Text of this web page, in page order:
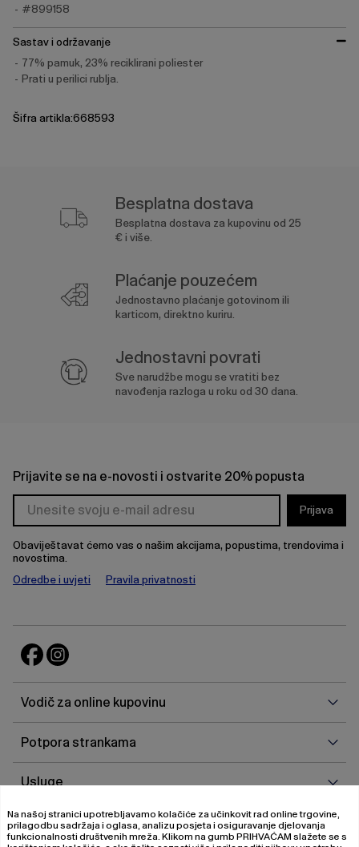
#899158
Sastav i održavanje
77% pamuk, 23% reciklirani poliester
Prati u perilici rublja.
Šifra artikla:668593
Besplatna dostava
Besplatna dostava za kupovinu od 25
€ i više.
Plaćanje pouzećem
Jednostavno plaćanje gotovinom ili
karticom, direktno kuriru.
Jednostavni povrati
Sve narudžbe mogu se vratiti bez
navođenja razloga u roku od 30 dana.
Prijavite se na e-novosti i ostvarite 20% popusta
Prijava
Obaviještavat ćemo vas o našim akcijama, popustima, trendovima i
novostima.
Odredbe i uvjeti
Pravila privatnosti
Vodič za online kupovinu
Potpora strankama
Usluge
O
O nama
Na našoj stranici upotrebljavamo kolačiće za učinkovit rad online trgovine,
prilagodbu sadržaja i oglasa, analizu posjeta i osiguravanje djelovanja
funkcionalnosti društvenih mreža. Klikom na gumb PRIHVAĆAM slažete se s